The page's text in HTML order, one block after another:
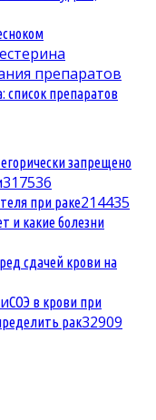
список препаратов
запрещено
317536
при раке214435
и какие болезни
сдачей крови на
СОЭ в крови при
рак32909